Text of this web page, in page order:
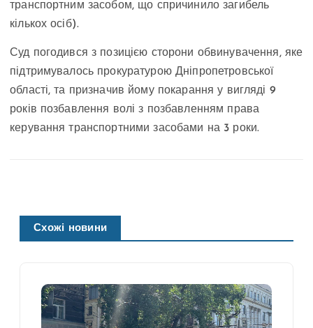
транспортним засобом, що спричинило загибель
кількох осіб).
Суд погодився з позицією сторони обвинувачення, яке
підтримувалось прокуратурою Дніпропетровської
області, та призначив йому покарання у вигляді 9
років позбавлення волі з позбавленням права
керування транспортними засобами на 3 роки.
Схожі новини